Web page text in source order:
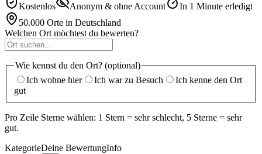
Kostenlos Anonym & ohne Account
In 1 Minute erledigt
50.000 Orte in Deutschland
Welchen Ort möchtest du bewerten?
Wie kennst du den Ort? (optional)
Ich wohne hier
Ich war zu Besuch
Ich kenne den Ort
gut
Pro Zeile Sterne wählen: 1 Stern = sehr schlecht, 5 Sterne = sehr
gut.
KategorieDeine BewertungInfo